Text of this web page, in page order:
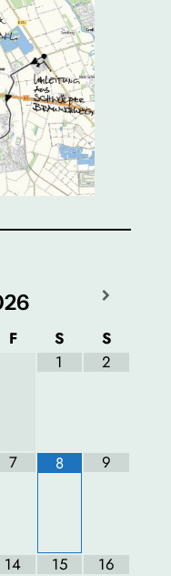
F S
S
1
2
7 8 9
14 15 16